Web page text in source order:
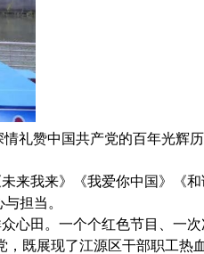
礼赞中国共产党的百年光辉
我来》《我爱你中国》《和
担当。
心田。一个个红色节目、一次
既展现了江源区干部职工热